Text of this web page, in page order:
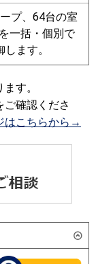
プ、64台の室
一括・個別で
ます。
す。
確認くださ
はこちらから→